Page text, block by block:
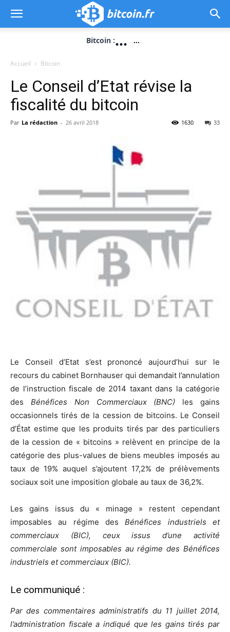
Bitcoin :... ...
Accueil Bitcoin
Le Conseil d’Etat révise la
fiscalité du bitcoin
Par La rédaction - 26 avril 2018 33
1630
Le Conseil d’Etat s’est prononcé aujourd’hui sur le
recours du cabinet Bornhauser qui demandait l’annulation
de l’instruction fiscale de 2014 taxant dans la catégorie
des Bénéfices Non Commerciaux (BNC) les gains
occasionnels tirés de la cession de bitcoins. Le Conseil
d’État estime que les produits tirés par des particuliers
de la cession de « bitcoins » relèvent en principe de la
catégorie des plus-values de biens meubles imposés au
taux de 19% auquel s’ajoutent 17,2% de prélèvements
sociaux soit une imposition globale au taux de 36,2%.
Les gains issus du « minage » restent cependant
imposables au régime desBénéfices industriels et
commerciaux (BIC), ceux issus d’une activité
commerciale sont imposables au régime des Bénéfices
industriels et commerciaux (BIC).
Le communiqué :
Par des commentaires administratifs du 11 juillet 2014,
l’administration fiscale a indiqué que les gains tirés par